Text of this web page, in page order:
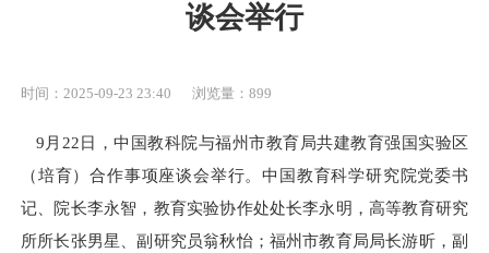
谈会举行
时间：2025-09-23 23:40 浏览量：899
9月22日，中国教科院与福州市教育局共建教育强国实验区
（培育）合作事项座谈会举行。中国教育科学研究院党委书
记、院长李永智，教育实验协作处处长李永明，高等教育研究
所所长张男星、副研究员翁秋怡；福州市教育局局长游昕，副